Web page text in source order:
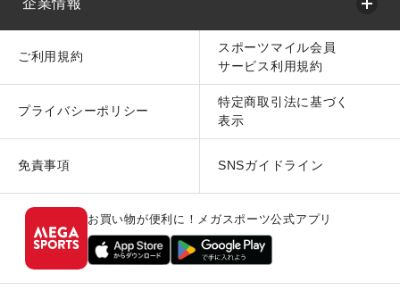
ご利用規約
スポーツマイル会員
サービス利用規約
プライバシーポリシー
特定商取引法に基づく
表示
免責事項 SNSガイドライン
お買い物が便利に！メガスポーツ公式アプリ